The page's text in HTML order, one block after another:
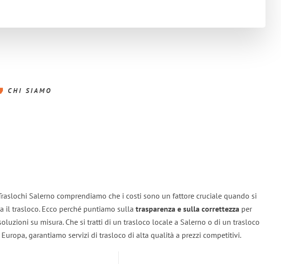
CHI SIAMO
Salerno comprendiamo che i costi sono un fattore cruciale quando si
il trasloco. Ecco perché puntiamo sulla trasparenza e sulla correttezza per
su misura. Che si tratti di un trasloco locale a Salerno o di un trasloco
garantiamo servizi di trasloco di alta qualità a prezzi competitivi.